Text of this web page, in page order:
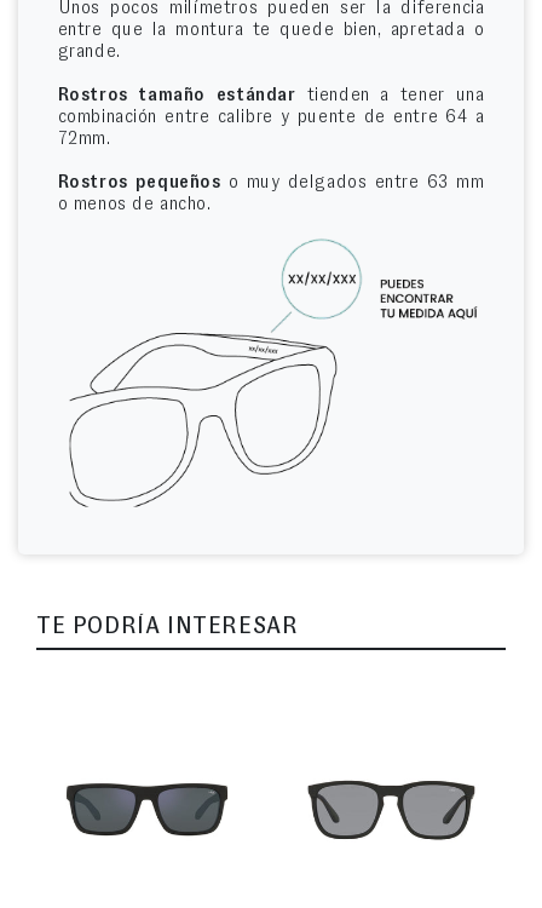
Unos pocos milímetros pueden ser la diferencia
entre que la montura te quede bien, apretada o
grande.
Rostros tamaño estándar tienden a tener una
combinación entre calibre y puente de entre 64 a
72mm.
Rostros pequeños o muy delgados entre 63 mm
o menos de ancho.
TE PODRÍA INTERESAR